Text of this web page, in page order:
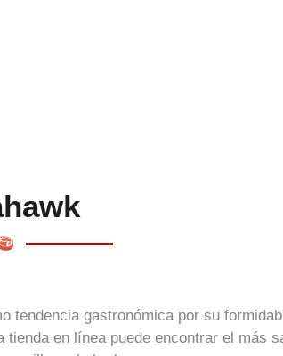
gastronómica por su
tienda en línea puede encontrar el más